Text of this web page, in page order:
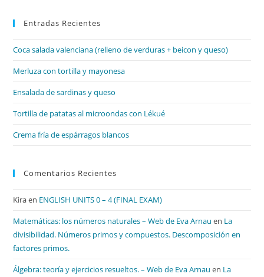
Entradas Recientes
Coca salada valenciana (relleno de verduras + beicon y queso)
Merluza con tortilla y mayonesa
Ensalada de sardinas y queso
Tortilla de patatas al microondas con Lékué
Crema fría de espárragos blancos
Comentarios Recientes
Kiraen ENGLISH UNITS 0 – 4 (FINAL EXAM)
Matemáticas: los números naturales – Web de Eva Arnau en La
divisibilidad. Números primos y compuestos. Descomposición en
factores primos.
Álgebra: teoría y ejercicios resueltos. – Web de Eva Arnau en La